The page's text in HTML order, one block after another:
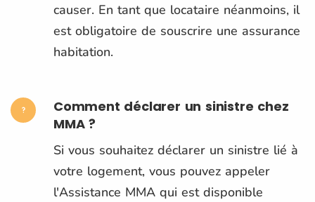
causer. En tant que locataire néanmoins, il
est obligatoire de souscrire une assurance
habitation.
Comment déclarer un sinistre chez
MMA ?
Si vous souhaitez déclarer un sinistre lié à
votre logement, vous pouvez appeler
l'Assistance MMA qui est disponible